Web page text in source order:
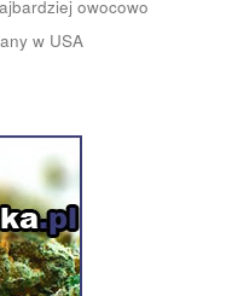
owocowo
w USA